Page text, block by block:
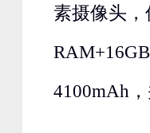
素摄像头，
4100mAh